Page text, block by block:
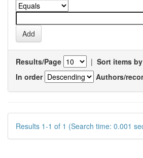
Results/Page | Sort items by
In order
Authors/
Results 1-1 of 1 (Search time: 0.001